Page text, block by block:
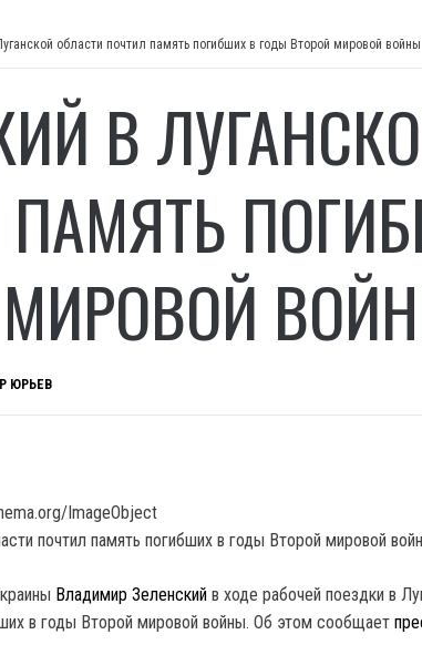
области почтил память погибших в годы Второй мировой войны
В
ЮРЬЕВ
ImageObject
Владимир Зеленский в ходе рабочей поездки в
в годы Второй мировой войны. Об этом сообщает